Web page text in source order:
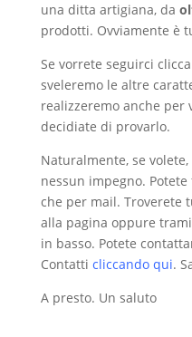
una ditta artigiana, da
prodotti. Ovviamente è
Se vorrete seguirci
sveleremo le altre
realizzeremo anche per
decidiate di provarlo.
Naturalmente, se
nessun impegno.
che per mail. Troverete
alla pagina oppure
in basso. Potete
Contatti cliccando qui.
A presto. Un saluto